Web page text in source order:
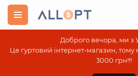
Доброго вечора, ми з
Це гуртовий інтернет-магазин,
3000 грн!!!